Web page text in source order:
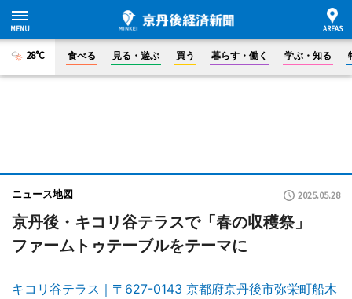
28°C 食べる 見る・遊ぶ 買う 暮らす・働く 学ぶ・知る
ニュース地図 2025.05.28
京丹後・キコリ谷テラスで「春の収穫祭」
ファームトゥテーブルをテーマに
キコリ谷テラス｜〒627-0143 京都府京丹後市弥栄町船木